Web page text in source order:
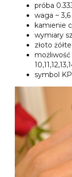
próba
waga ~
kamienie
wymiary
złoto żółte
symbol